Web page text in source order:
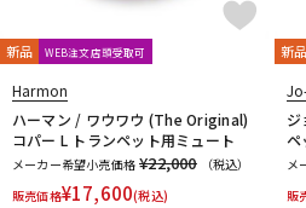
MK Whistle
Mouthpiece Cafe
NAKAJIMA Neptune
NONAKA
NY Classic OCHRES
Otto Link
P&H Paul Mauriat
POWERbreathe
PROTEC
新品 WEB注文店頭受取可
Harmon
ハーマン / ワウワウ (The Original)
コパー L トランペット用ミュート
メーカー希望小売価格 ¥22,000
（税込）
販売価格¥17,600(税込)
新品
ペ
メ
販